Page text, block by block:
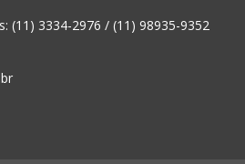
(11) 3334-2976 / (11) 98935-9352